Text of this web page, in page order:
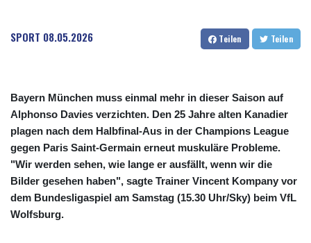
SPORT 08.05.2026 Teilen Teilen
Bayern München muss einmal mehr in dieser Saison auf
Alphonso Davies verzichten. Den 25 Jahre alten Kanadier
plagen nach dem Halbfinal-Aus in der Champions League
gegen Paris Saint-Germain erneut muskuläre Probleme.
"Wir werden sehen, wie lange er ausfällt, wenn wir die
Bilder gesehen haben", sagte Trainer Vincent Kompany vor
dem Bundesligaspiel am Samstag (15.30 Uhr/Sky) beim VfL
Wolfsburg.